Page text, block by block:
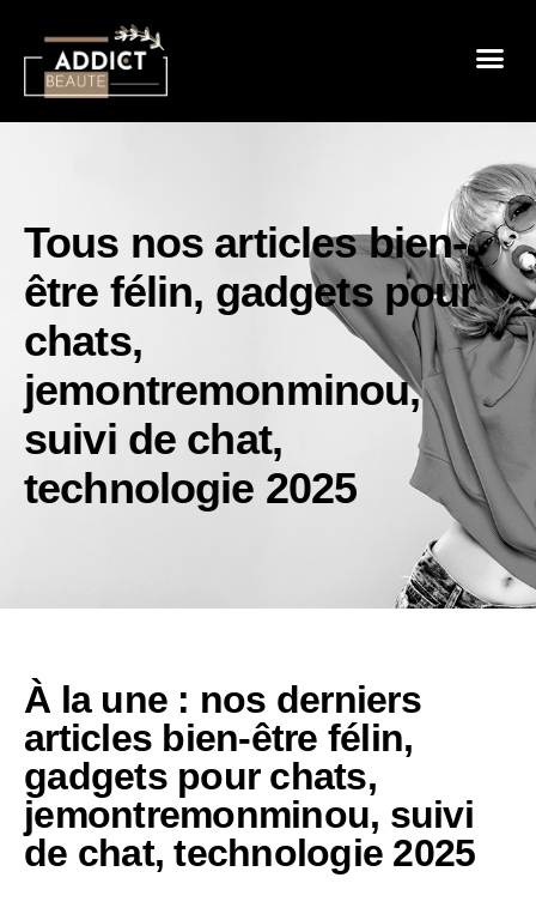
Tous nos articlesbien-
être félin, gadgets pour
chats,
jemontremonminou,
suivi de chat,
technologie 2025
À la une : nos derniers
articles bien-être félin,
gadgets pour chats,
jemontremonminou, suivi
de chat,technologie 2025